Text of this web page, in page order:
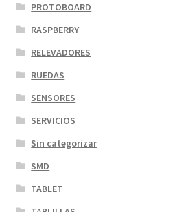
PROTOBOARD
RASPBERRY
RELEVADORES
RUEDAS
SENSORES
SERVICIOS
Sin categorizar
SMD
TABLET